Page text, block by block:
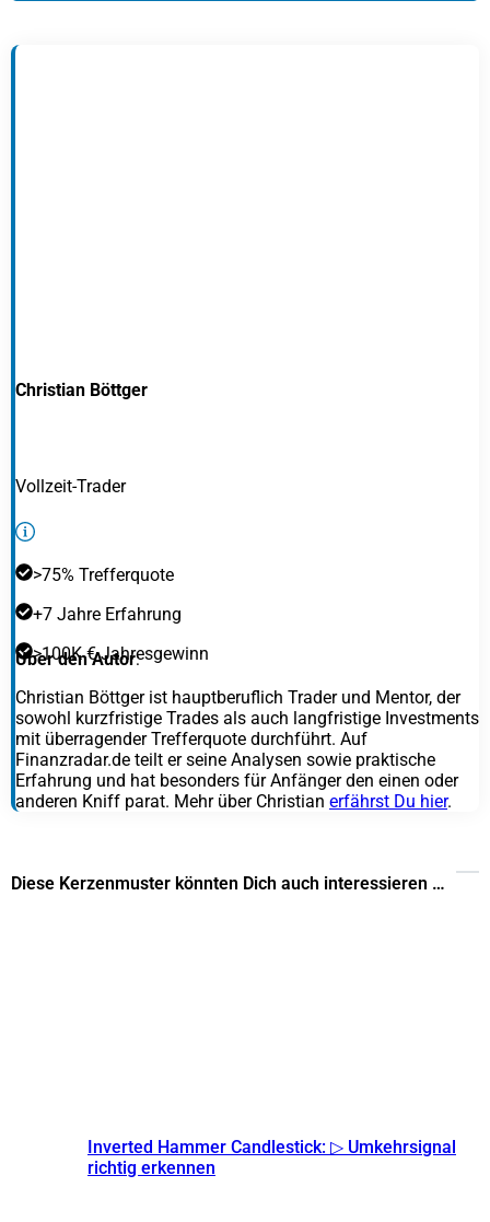
Christian Böttger
Vollzeit-Trader
>75% Trefferquote
+7 Jahre Erfahrung
>100K € Jahresgewinn
Über den Autor:
Christian Böttger ist hauptberuflich Trader und Mentor, der
sowohl kurzfristige Trades als auch langfristige Investments
mit überragender Trefferquote durchführt. Auf
Finanzradar.de teilt er seine Analysen sowie praktische
Erfahrung und hat besonders für Anfänger den einen oder
anderen Kniff parat. Mehr über Christian erfährst Du hier.
Diese Kerzenmuster könnten Dich auch interessieren …
Inverted Hammer Candlestick: ▷ Umkehrsignal
richtig erkennen